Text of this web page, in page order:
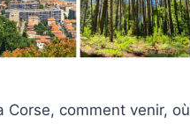
Corse, comment venir, où